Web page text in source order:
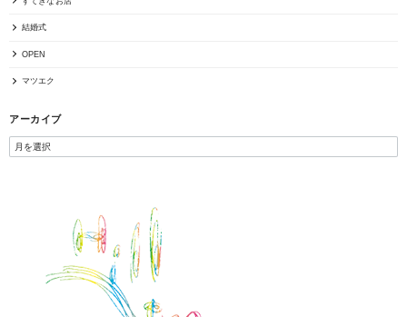
結婚式
OPEN
マツエク
アーカイブ